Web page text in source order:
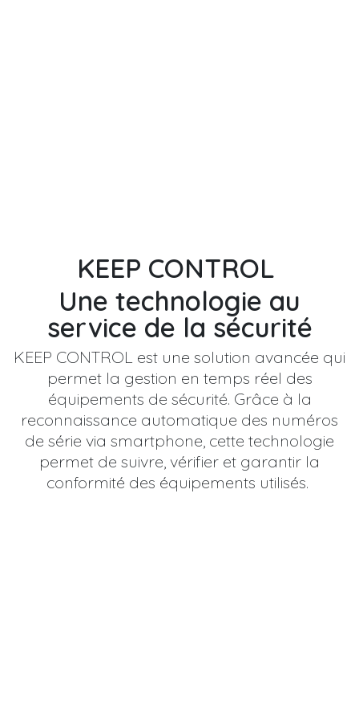
KEEP CONTROL
Une technologie au
service de la sécurité
KEEP CONTROL est une solution avancée qui
permet la gestion en temps réel des
équipements de sécurité. Grâce à la
reconnaissance automatique des numéros
de série via smartphone, cette technologie
permet de suivre, vérifier et garantir la
conformité des équipements utilisés.